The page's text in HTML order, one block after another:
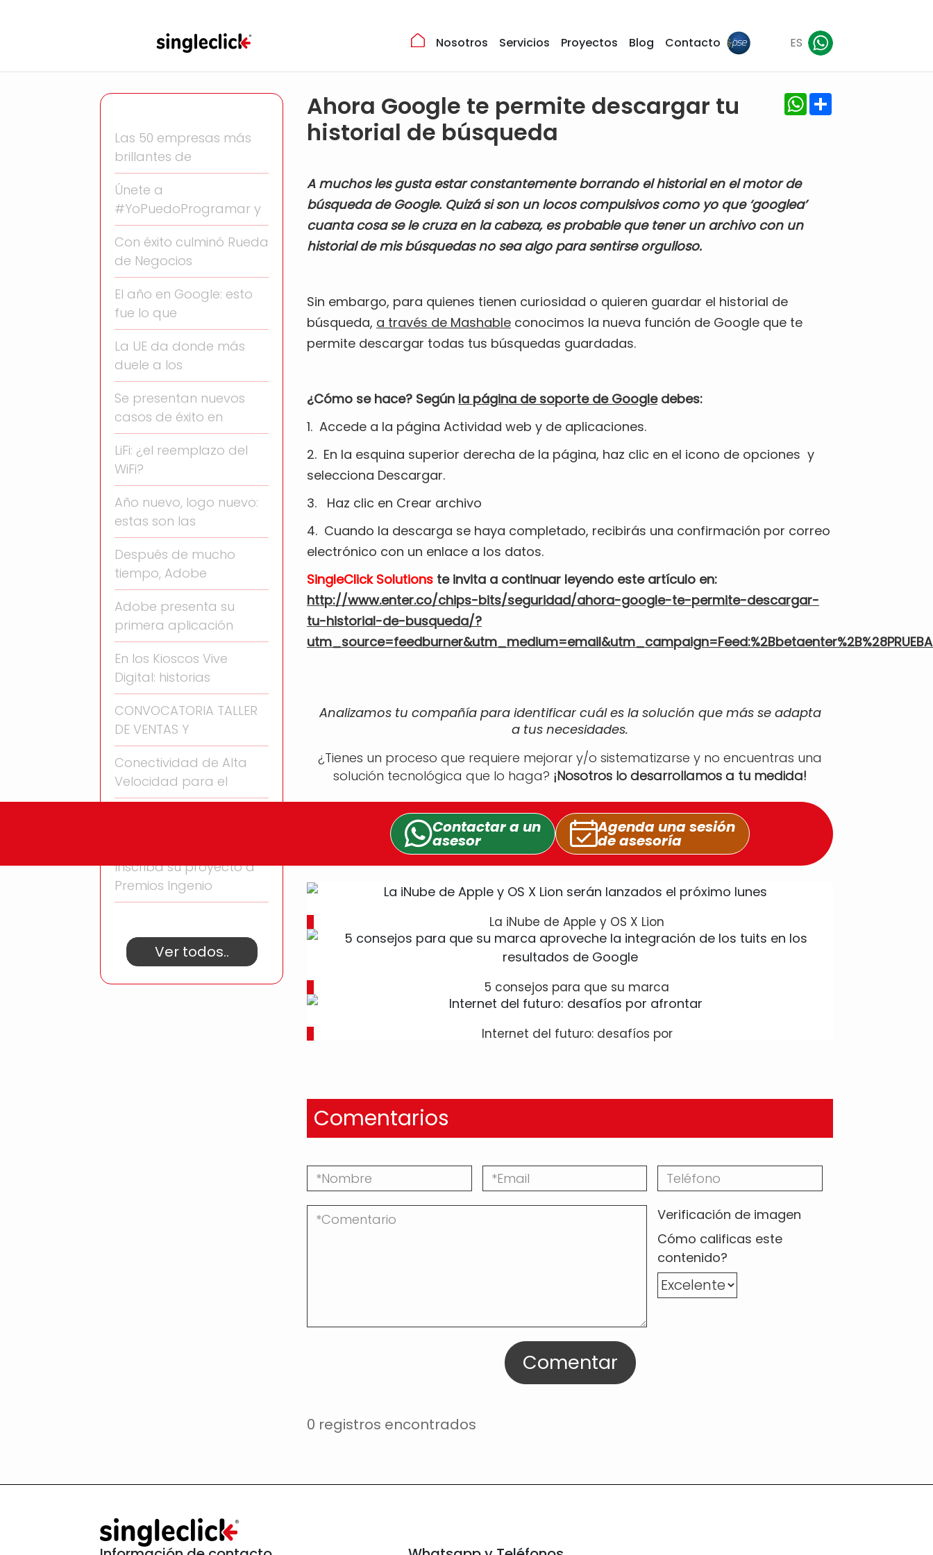
Nosotros Servicios Proyectos Blog Contacto ES
Las 50 empresas más
brillantes de
Únete a
#YoPuedoProgramar y
Con éxito culminó Rueda
de Negocios
El año en Google: esto
fue lo que
La UE da donde más
duele a los
Se presentan nuevos
casos de éxito en
LiFi: ¿el reemplazo del
WiFi?
Año nuevo, logo nuevo:
estas son las
Después de mucho
tiempo, Adobe
Adobe presenta su
primera aplicación
En los Kioscos Vive
Digital: historias
CONVOCATORIA TALLER
DE VENTAS Y
Conectividad de Alta
Velocidad para el
Inscriba su proyecto a
Premios Ingenio
Ver todos..
Ahora Google te permite descargar tu
historial de búsqueda
WhatsApp
A muchos les gusta estar constantemente borrando el historial en el motor de
búsqueda de Google. Quizá si son un locos compulsivos como yo que ‘googlea’
cuanta cosa se le cruza en la cabeza, es probable que tener un archivo con un
historial de mis búsquedas no sea algo para sentirse orgulloso.
Sin embargo, para quienes tienen curiosidad o quieren guardar el historial de
búsqueda, a través de Mashable conocimos la nueva función de Google que te
permite descargar todas tus búsquedas guardadas.
¿Cómo se hace? Según la página de soporte de Googledebes:
1. Accede a la página Actividad web y de aplicaciones.
2. En la esquina superior derecha de la página, haz clic en el icono de opciones y
selecciona Descargar.
3. Haz clic en Crear archivo
4. Cuando la descarga se haya completado, recibirás una confirmación por correo
electrónico con un enlace a los datos.
SingleClick Solutions te invita a continuar leyendo este artículo en:
http://www.enter.co/chips-bits/seguridad/ahora-google-te-permite-descargar-
tu-historial-de-busqueda/?
Analizamos tu compañía para identificar cuál es la solución que más se adapta
a tus necesidades.
¿Tienes un proceso que requiere mejorar y/o sistematizarse y no encuentras una
solución tecnológica que lo haga? ¡Nosotros lo desarrollamos a tu medida!
Contactar a un
asesor
Agenda una sesión
de asesoría
La iNube de Apple y OS X Lion
5 consejos para que su marca
Internet del futuro: desafíos por
Comentarios
Verificación de imagen
Cómo calificas este
contenido?
Comentar
0 registros encontrados